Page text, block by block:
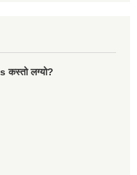
कस्तो लग्यो?